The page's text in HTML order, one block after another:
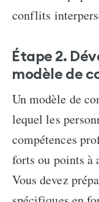
conflits
Étape 2.
modèle de
Un modèle de
lequel les
compétences
forts ou points à
Vous devez